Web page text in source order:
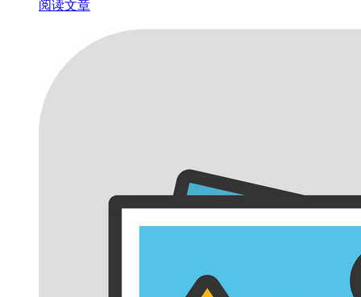
阅读文章